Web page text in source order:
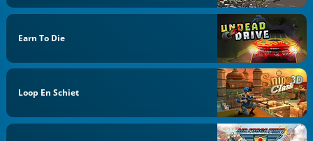
Earn To Die
Loop En Schiet